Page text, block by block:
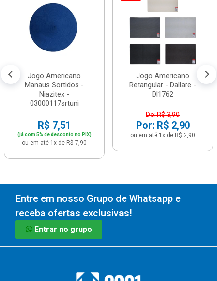
Jogo Americano
Manaus Sortidos -
Niazitex -
03000117srtuni
R$ 7,51
(já com 5% de desconto no PIX)
ou em até 1x de R$ 7,90
Jogo Americano
Retangular - Dallare -
Dl1762
De: R$ 3,90
Por: R$ 2,90
ou em até 1x de R$ 2,90
Entre em nosso Grupo de Whatsapp e
receba ofertas exclusivas!
Entrar no grupo